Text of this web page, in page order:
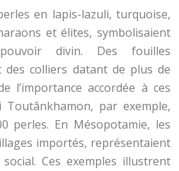
en lapis-lazuli, turquoise,
et élites, symbolisaient
divin. Des fouilles
des colliers datant de plus de
l’importance accordée à ces
par exemple,
perles. En Mésopotamie, les
importés, représentaient
Ces exemples illustrent